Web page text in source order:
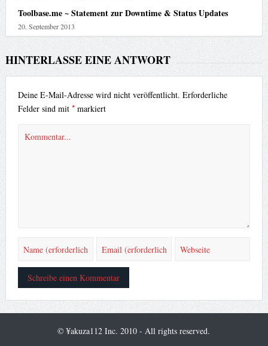
Toolbase.me ~ Statement zur Downtime & Status Updates
20. September 2013
HINTERLASSE EINE ANTWORT
Deine E-Mail-Adresse wird nicht veröffentlicht. Erforderliche
Felder sind mit *markiert
© ¥akuza112 Inc. 2010 - All rights reserved.